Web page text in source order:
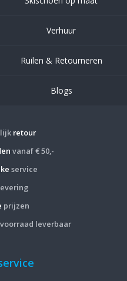
Verhuur
Ruilen & Retourneren
Blogs
retour
vanaf € 50,-
service
prijzen
leverbaar